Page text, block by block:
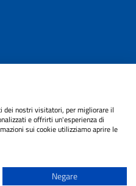
dei nostri visitatori, per migliorare il
e offrirti un'esperienza di
sui cookie utilizziamo aprire le
Negare